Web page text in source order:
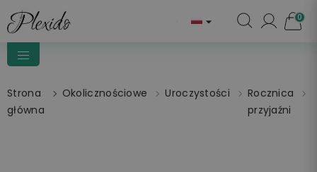
 0
Strona
główna
Okolicznościowe Uroczystości
Rocznica
przyjaźni